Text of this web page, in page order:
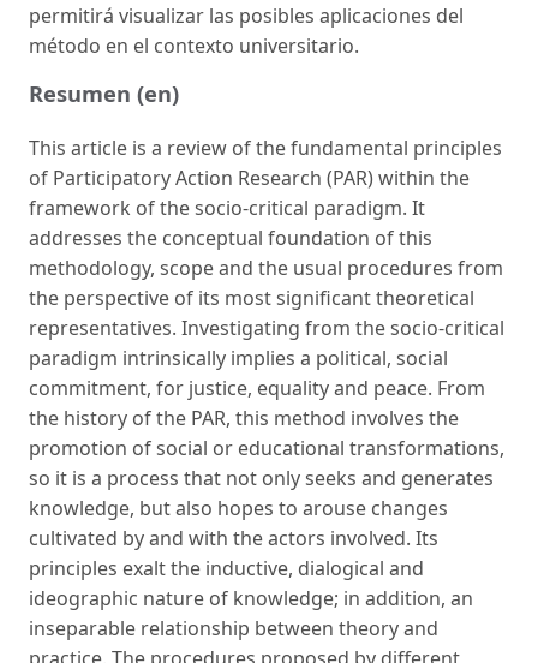
permitirá visualizar las posibles aplicaciones del
método en el contexto universitario.
Resumen (en)
This article is a review of the fundamental principles
of Participatory Action Research (PAR) within the
framework of the socio-critical paradigm. It
addresses the conceptual foundation of this
methodology, scope and the usual procedures from
the perspective of its most significant theoretical
representatives. Investigating from the socio-critical
paradigm intrinsically implies a political, social
commitment, for justice, equality and peace. From
the history of the PAR, this method involves the
promotion of social or educational transformations,
so it is a process that not only seeks and generates
knowledge, but also hopes to arouse changes
cultivated by and with the actors involved. Its
principles exalt the inductive, dialogical and
ideographic nature of knowledge; in addition, an
inseparable relationship between theory and
practice. The procedures proposed by different